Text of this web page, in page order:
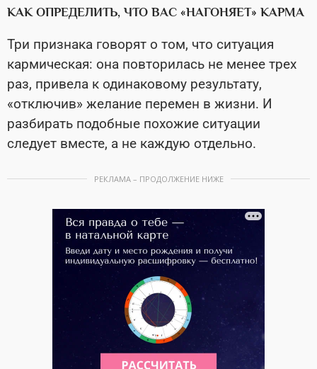
КАК ОПРЕДЕЛИТЬ, ЧТО ВАС «НАГОНЯЕТ» КАРМА
Три признака говорят о том, что ситуация
кармическая: она повторилась не менее трех
раз, привела к одинаковому результату,
«отключив» желание перемен в жизни. И
разбирать подобные похожие ситуации
следует вместе, а не каждую отдельно.
РЕКЛАМА – ПРОДОЛЖЕНИЕ НИЖЕ